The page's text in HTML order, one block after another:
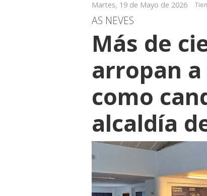
Martes, 19 de Mayo de 2026
AS NEVES
Más de
arropan a
como
alcaldía